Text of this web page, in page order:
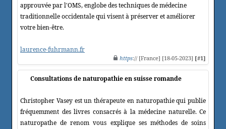
approuvée par l'OMS, englobe des techniques de médecine
traditionnelle occidentale qui visent à préserver et améliorer
votre bien-être.
laurence-fuhrmann.fr
https:// [France] [18-05-2023] [#1]
Consultations de naturopathie en suisse romande
Christopher Vasey est un thérapeute en naturopathie qui publie
fréquemment des livres consacrés à la médecine naturelle. Ce
naturopathe de renom vous explique ses méthodes de soins